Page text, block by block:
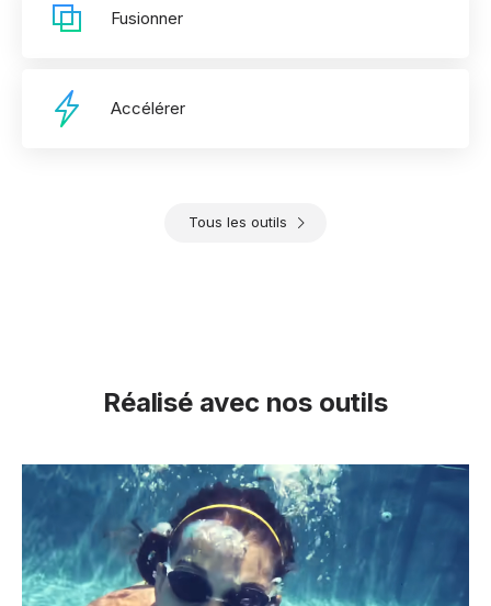
Fusionner
Accélérer
Tous les outils
Réalisé avec nos outils